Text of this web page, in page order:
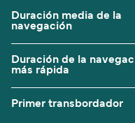
Duración media de la
navegación
Duración de la
más rápida
Primer transbordador